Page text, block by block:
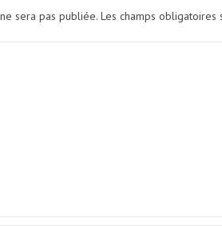
sera pas publiée. Les champs obligatoires